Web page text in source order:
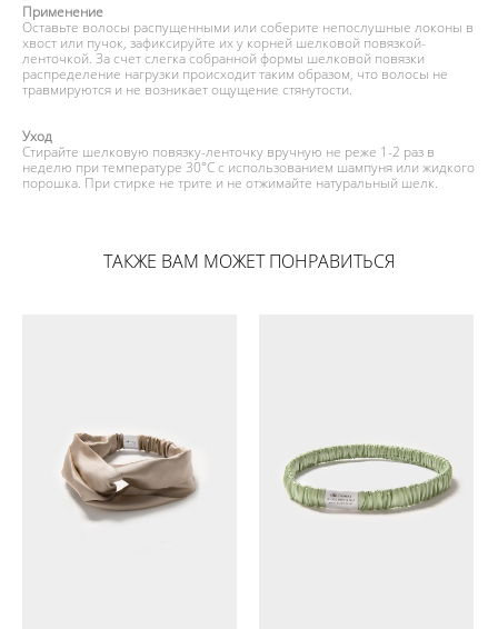
Применение
Оставьте волосы распущенными или соберите непослушные локоны в
хвост или пучок, зафиксируйте их у корней шелковой повязкой-
ленточкой. За счет слегка собранной формы шелковой повязки
распределение нагрузки происходит таким образом, что волосы не
травмируются и не возникает ощущение стянутости.
Уход
Стирайте шелковую повязку-ленточку вручную не реже 1-2 раз в
неделю при температуре 30°С с использованием шампуня или жидкого
порошка. При стирке не трите и не отжимайте натуральный шелк.
ТАКЖЕ ВАМ МОЖЕТ ПОНРАВИТЬСЯ